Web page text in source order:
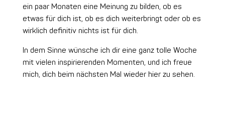
ein paar Monaten eine Meinung zu bilden, ob es
etwas für dich ist, ob es dich weiterbringt oder ob es
wirklich definitiv nichts ist für dich.
In dem Sinne wünsche ich dir eine ganz tolle Woche
mit vielen inspirierenden Momenten, und ich freue
mich, dich beim nächsten Mal wieder hier zu sehen.